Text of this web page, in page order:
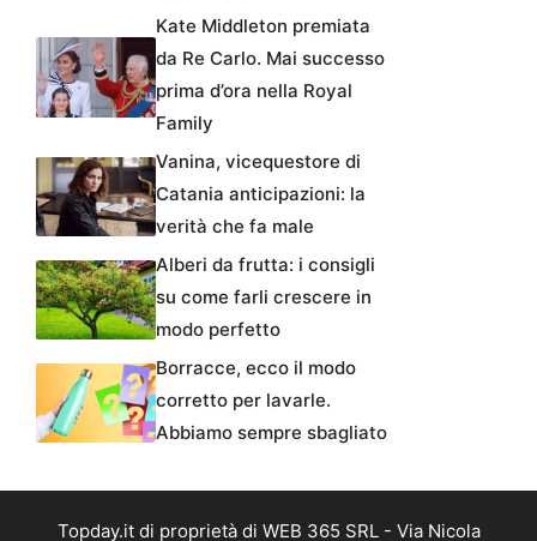
Kate Middleton premiata
da Re Carlo. Mai successo
prima d’ora nella Royal
Family
Vanina, vicequestore di
Catania anticipazioni: la
verità che fa male
Alberi da frutta: i consigli
su come farli crescere in
modo perfetto
Borracce, ecco il modo
corretto per lavarle.
Abbiamo sempre sbagliato
Topday.it di proprietà di WEB 365 SRL - Via Nicola